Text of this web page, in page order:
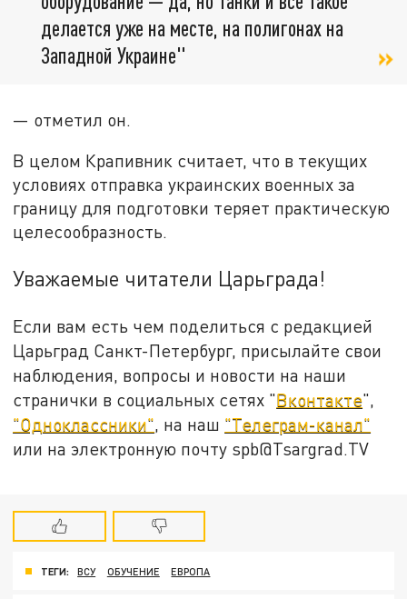
делается уже на месте, на полигонах на
Западной Украине"
— отметил он.
В целом Крапивник считает, что в текущих
условиях отправка украинских военных за
границу для подготовки теряет практическую
целесообразность.
Уважаемые читатели Царьграда!
Если вам есть чем поделиться с редакцией
Царьград Санкт-Петербург, присылайте свои
наблюдения, вопросы и новости на наши
странички в социальных сетях "Вконтакте",
"Одноклассники", на наш "Телеграм-канал"
или на электронную почту spb@Tsargrad.TV
ТЕГИ: ВСУ ОБУЧЕНИЕ ЕВРОПА